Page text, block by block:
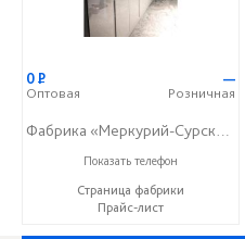
0Р
Оптовая
—
Розничная
Фабрика «Меркурий-Сурский»
+7 (8415) 73-05-06
Показать телефон
Страница фабрики
Прайс-лист